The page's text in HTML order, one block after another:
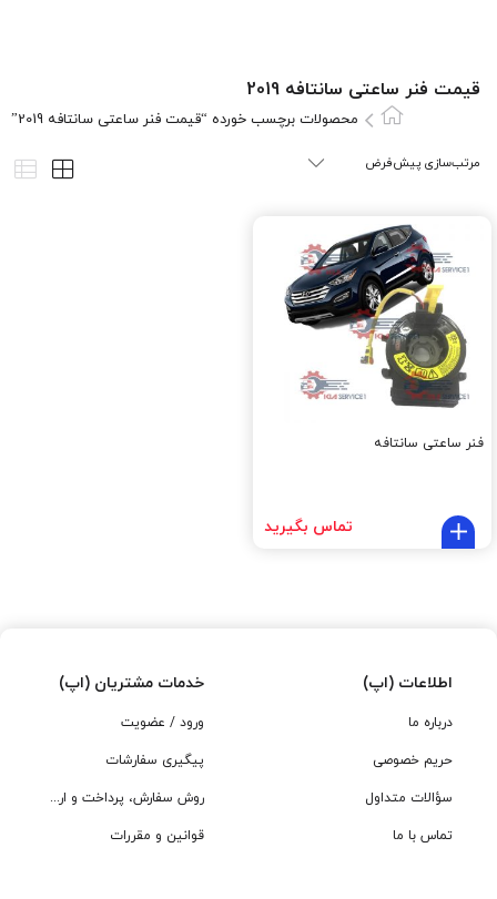
قيمت فنر ساعتی سانتافه 2019
محصولات برچسب خورده “قيمت فنر ساعتی سانتافه 2019”
فنر ساعتی سانتافه
تماس بگیرید
اطلاعات (اپ)
درباره ما
حریم خصوصی
سؤالات متداول
تماس با ما
خدمات مشتریان (اپ)
ورود / عضویت
پیگیری سفارشات
روش سفارش، پرداخت و ارسال
قوانین و مقررات